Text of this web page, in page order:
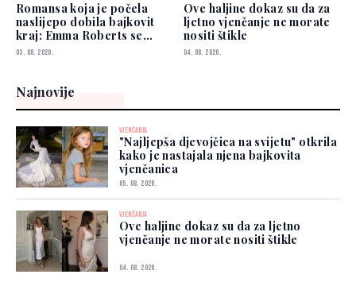
Romansa koja je počela
naslijepo dobila bajkovit
kraj: Emma Roberts se
udala
03. 08. 2026.
Ove haljine dokaz su da za
ljetno vjenčanje ne morate
nositi štikle
04. 08. 2026.
Najnovije
VJENČANJA
"Najljepša djevojčica na svijetu" otkrila
kako je nastajala njena bajkovita
vjenčanica
05. 08. 2026.
VJENČANJA
Ove haljine dokaz su da za ljetno
vjenčanje ne morate nositi štikle
04. 08. 2026.